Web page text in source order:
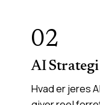
02
AI
Hvad er jeres